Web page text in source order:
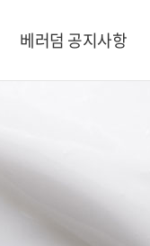
베러덤 공지사항